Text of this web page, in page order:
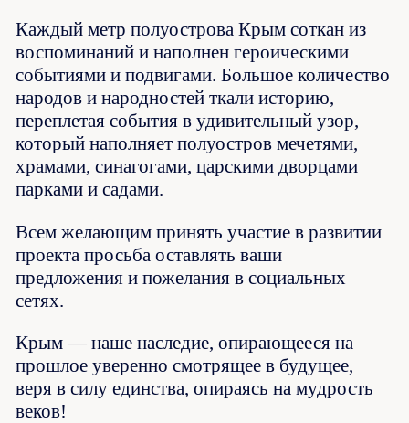
Каждый метр полуострова Крым соткан из
воспоминаний и наполнен героическими
событиями и подвигами. Большое количество
народов и народностей ткали историю,
переплетая события в удивительный узор,
который наполняет полуостров мечетями,
храмами, синагогами, царскими дворцами
парками и садами.
Всем желающим принять участие в развитии
проекта просьба оставлять ваши
предложения и пожелания в социальных
сетях.
Крым — наше наследие, опирающееся на
прошлое уверенно смотрящее в будущее,
веря в силу единства, опираясь на мудрость
веков!